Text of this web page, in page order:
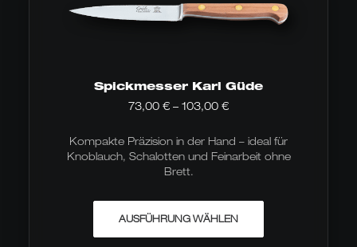
Spickmesser Karl Güde
73,00 € – 103,00 €Preisspanne:
103,00 €
Kompakte Präzision in der Hand – ideal für
Knoblauch, Schalotten und Feinarbeit ohne
Brett.
AUSFÜHRUNG WÄHLEN
weist